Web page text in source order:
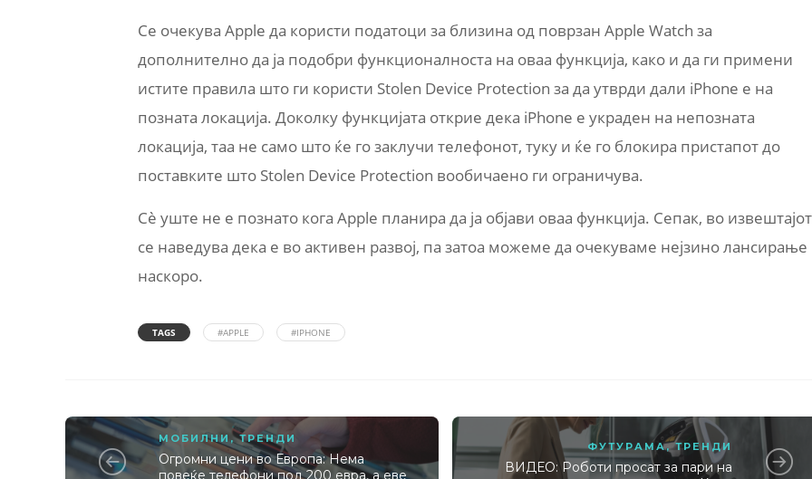
Се очекува Apple да користи податоци за близина од поврзан Apple Watch за
дополнително да ја подобри функционалноста на оваа функција, како и да ги примени
истите правила што ги користи Stolen Device Protection за да утврди дали iPhone е на
позната локација. Доколку функцијата открие дека iPhone е украден на непозната
локација, таа не само што ќе го заклучи телефонот, туку и ќе го блокира пристапот до
поставките што Stolen Device Protection вообичаено ги ограничува.
Сè уште не е познато кога Apple планира да ја објави оваа функција. Сепак, во извештајот
се наведува дека е во активен развој, па затоа можеме да очекуваме нејзино лансирање
наскоро.
TAGS #APPLE #IPHONE
МОБИЛНИ ,ТРЕНДИ
Огромни цени во Европа: Нема
повеќе телефони под 200 евра, а еве
ФУТУРАМА,ТРЕНДИ
ВИДЕО: Роботи просат за пари на